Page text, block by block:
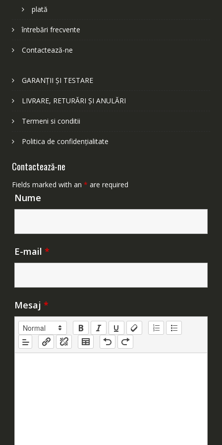
plată
întrebări frecvente
Contactează-ne
GARANȚII ȘI TESTARE
LIVRARE, RETURĂRI ȘI ANULĂRI
Termeni si conditii
Politica de confidențialitate
Contactează-ne
Fields marked with an * are required
Nume
E-mail *
Mesaj *